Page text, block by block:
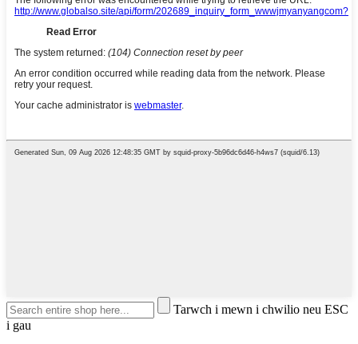
Tarwch i mewn i chwilio neu ESC
i gau